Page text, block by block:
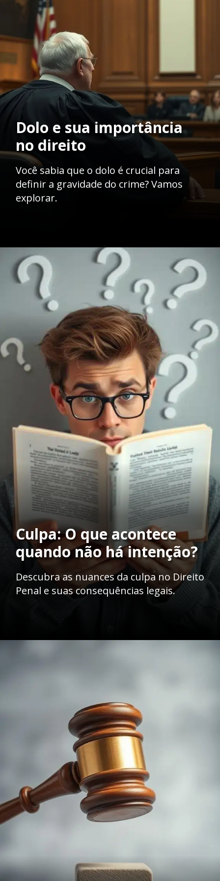
Dolo e sua importância
no direito
Você sabia que o dolo é crucial para
definir a gravidade do crime? Vamos
explorar.
Opening https://ademilsoncs.adv.br/
Culpa: O que acontece
quando não há intenção?
Descubra as nuances da culpa no Direito
Penal e suas consequências legais.